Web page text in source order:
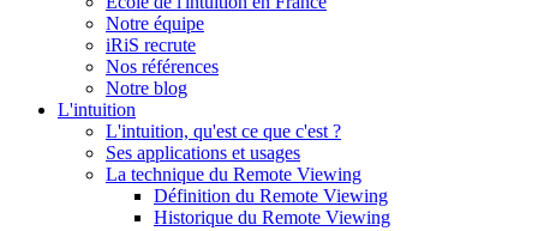
Notre équipe
iRiS recrute
Nos références
Notre blog
L'intuition
L'intuition, qu'est ce que c'est ?
Ses applications et usages
La technique du Remote Viewing
Définition du Remote Viewing
Historique du Remote Viewing